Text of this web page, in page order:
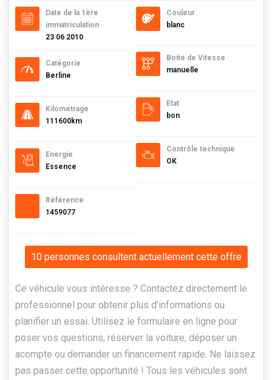
Date de la 1ère
immatriculation
23 06 2010
Catégorie
Berline
Kilométrage
111600km
Energie
Essence
Référence
1459077
Couleur
blanc
Boite de Vitesse
manuelle
Etat
bon
Contrôle technique
OK
10 personnes consultent actuellement cette offre
Ce véhicule vous intéresse ? Contactez directement le
professionnel pour obtenir plus d’informations ou
planifier un essai. Utilisez le formulaire en ligne pour
poser vos questions, réserver la voiture, déposer un
acompte ou demander un financement rapide. Ne laissez
pas passer cette opportunité ! Tous les véhicules sont